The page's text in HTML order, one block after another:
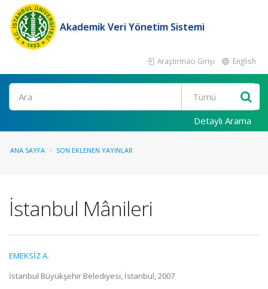
Akademik Veri Yönetim Sistemi
Araştırmacı Girişi English
Ara
Detaylı Arama
ANA SAYFA SON EKLENEN YAYINLAR
İstanbul Mânileri
EMEKSİZ A.
İstanbul Büyükşehir Belediyesi, İstanbul, 2007